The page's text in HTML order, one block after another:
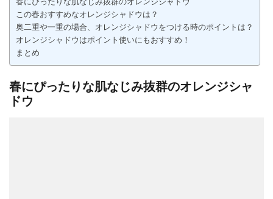
この春おすすめなオレンジシャドウは？
奥二重や一重の場合、オレンジシャドウをつける時のポイントは？
オレンジシャドウはポイント使いにもおすすめ！
まとめ
春にぴったりな肌なじみ抜群のオレンジシャ
ドウ